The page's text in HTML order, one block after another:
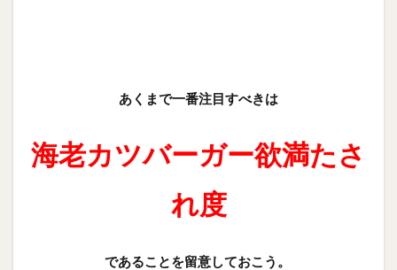
あくまで一番注目すべきは
海老カツバーガー欲満たさ
れ度
であることを留意しておこう。